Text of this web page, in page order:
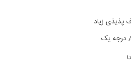
پذیذی زیاد